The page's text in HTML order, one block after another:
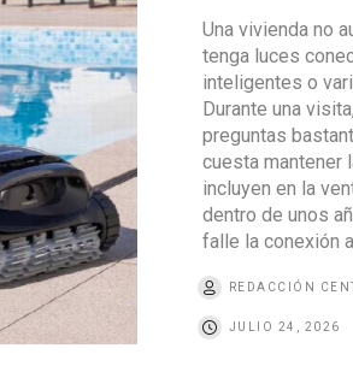
Una vivienda no
tenga luces
inteligentes o
Durante una
preguntas
cuesta mantener
incluyen en la
dentro de unos
falle la conexión
REDACCIÓN
JULIO 24, 2026